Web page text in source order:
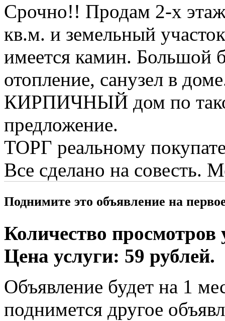
Срочно!! Продам 2-х
кв.м. и земельный
имеется камин. Большой
отопление, санузел в
КИРПИЧНЫЙ дом по
предложение.
ТОРГ реальному
Все сделано на совесть.
Поднимите это объявление на
Количество просмотров
Цена услуги: 59 рублей.
Объявление будет на 1
поднимется другое